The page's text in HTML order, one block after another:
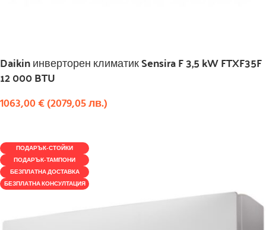
Daikin инверторен климатик Sensira F 3,5 kW FTXF35F
12 000 BTU
1063,00€(2079,05лв.)
ПОДАРЪК-СТОЙКИ
ПОДАРЪК-ТАМПОНИ
БЕЗПЛАТНА ДОСТАВКА
БЕЗПЛАТНА КОНСУЛТАЦИЯ